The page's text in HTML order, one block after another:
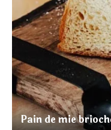
Pain de mie